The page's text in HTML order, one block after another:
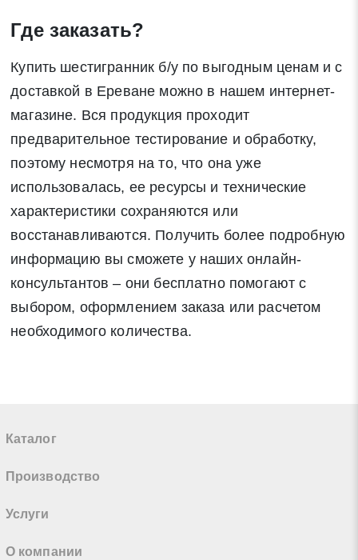
Где заказать?
Купить шестигранник б/у по выгодным ценам и с
доставкой в Ереване можно в нашем интернет-
магазине. Вся продукция проходит
предварительное тестирование и обработку,
поэтому несмотря на то, что она уже
использовалась, ее ресурсы и технические
характеристики сохраняются или
восстанавливаются. Получить более подробную
информацию вы сможете у наших онлайн-
консультантов – они бесплатно помогают с
выбором, оформлением заказа или расчетом
необходимого количества.
Каталог
Производство
Услуги
О компании